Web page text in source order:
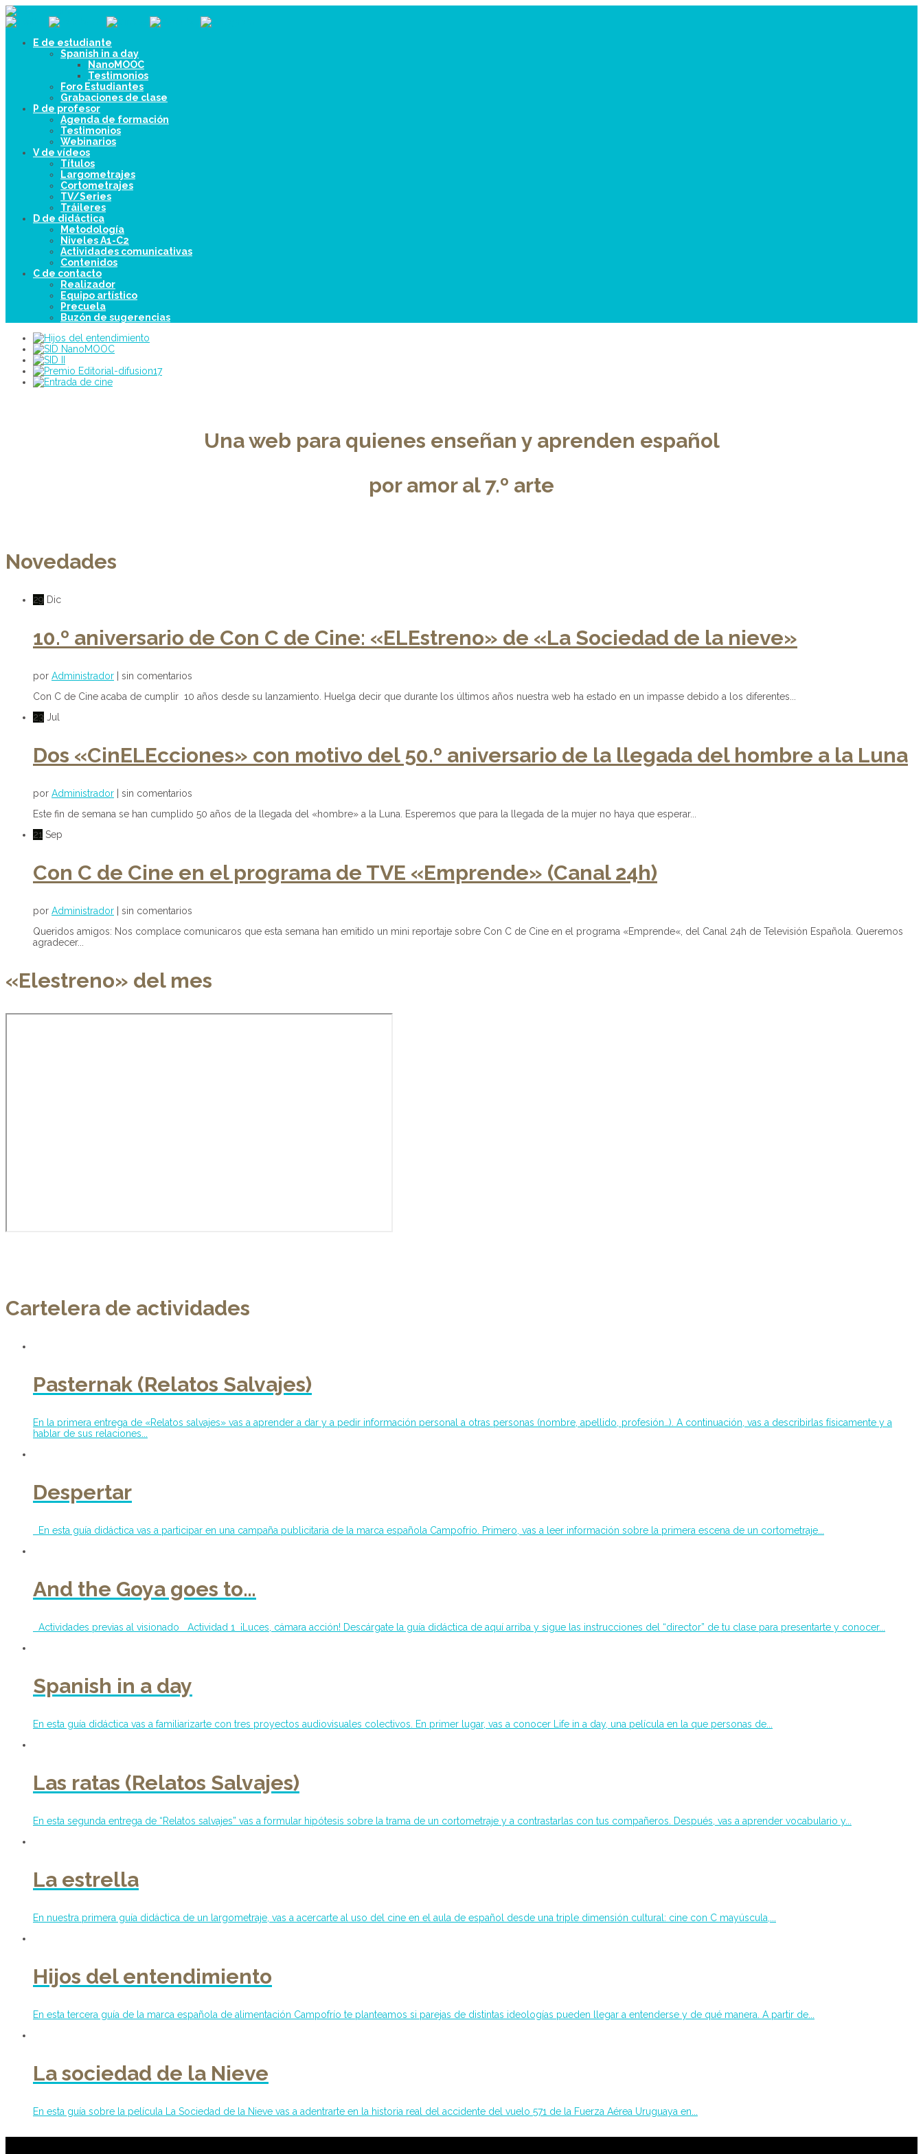
E de estudiante
Spanish in a day
NanoMOOC
Testimonios
Foro Estudiantes
Grabaciones de clase
P de profesor
Agenda de formación
Testimonios
Webinarios
V de vídeos
Títulos
Largometrajes
Cortometrajes
TV/Series
Tráileres
D de didáctica
Metodología
Niveles A1-C2
Actividades comunicativas
Contenidos
C de contacto
Realizador
Equipo artístico
Precuela
Buzón de sugerencias
Una web para quienes enseñan y aprenden español
por amor al 7.º arte
Novedades
29 Dic
10.º aniversario de Con C de Cine: «ELEstreno» de «La Sociedad de la nieve»
por Administrador | sin comentarios
Con C de Cine acaba de cumplir 10 años desde su lanzamiento. Huelga decir que durante los últimos años nuestra web ha estado en un impasse debido a los diferentes...
23 Jul
Dos «CinELEcciones» con motivo del 50.º aniversario de la llegada del hombre a la Luna
por Administrador | sin comentarios
Este fin de semana se han cumplido 50 años de la llegada del «hombre» a la Luna. Esperemos que para la llegada de la mujer no haya que esperar...
21 Sep
Con C de Cine en el programa de TVE «Emprende» (Canal 24h)
por Administrador | sin comentarios
Queridos amigos: Nos complace comunicaros que esta semana han emitido un mini reportaje sobre Con C de Cine en el programa «Emprende«, del Canal 24h de Televisión Española. Queremos
agradecer...
«Elestreno» del mes
Cartelera de actividades
Pasternak (Relatos Salvajes)
En la primera entrega de «Relatos salvajes» vas a aprender a dar y a pedir información personal a otras personas (nombre, apellido, profesión…). A continuación, vas a describirlas físicamente y a
hablar de sus relaciones...
Despertar
En esta guía didáctica vas a participar en una campaña publicitaria de la marca española Campofrío. Primero, vas a leer información sobre la primera escena de un cortometraje...
And the Goya goes to…
Actividades previas al visionado Actividad 1 ¡Luces, cámara acción! Descárgate la guía didáctica de aquí arriba y sigue las instrucciones del “director” de tu clase para presentarte y conocer...
Spanish in a day
En esta guía didáctica vas a familiarizarte con tres proyectos audiovisuales colectivos. En primer lugar, vas a conocer Life in a day, una película en la que personas de...
Las ratas (Relatos Salvajes)
En esta segunda entrega de “Relatos salvajes” vas a formular hipótesis sobre la trama de un cortometraje y a contrastarlas con tus compañeros. Después, vas a aprender vocabulario y...
La estrella
En nuestra primera guía didáctica de un largometraje, vas a acercarte al uso del cine en el aula de español desde una triple dimensión cultural: cine con C mayúscula,...
Hijos del entendimiento
En esta tercera guía de la marca española de alimentación Campofrío te planteamos si parejas de distintas ideologías pueden llegar a entenderse y de qué manera. A partir de...
La sociedad de la Nieve
En esta guía sobre la película La Sociedad de la Nieve vas a adentrarte en la historia real del accidente del vuelo 571 de la Fuerza Aérea Uruguaya en...